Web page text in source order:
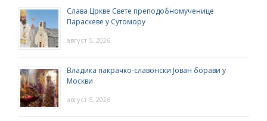
Слава Цркве Свете преподобномученице
Параскеве у Сутомору
август 5, 2026
Владика пакрачко-славонски Јован борави у
Москви
август 5, 2026